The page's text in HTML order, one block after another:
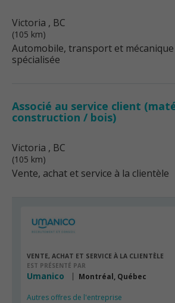
Victoria , BC
(105 km)
Automobile, transport et mécanique
spécialisée
Associé au service client
construction / bois)
Victoria , BC
(105 km)
Vente, achat et service à la clientèle
VENTE, ACHAT ET SERVICE À LA CLIENTÈLE
EST PRÉSENTÉ PAR
Umanico Montréal, Québec
Autres offres de l'entreprise